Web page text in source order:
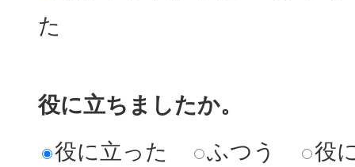
た
役に立ちましたか。
役に立った
ふつう 役